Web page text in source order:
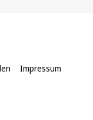
Impressum